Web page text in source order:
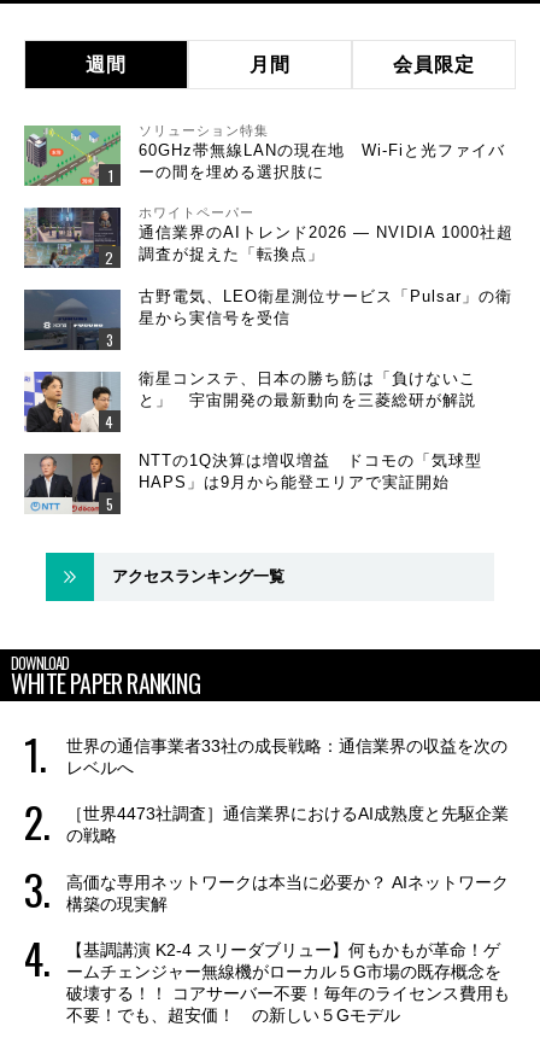
週間 月間 会員限定
ソリューション特集
60GHz帯無線LANの現在地 Wi-Fiと光ファイバ
ーの間を埋める選択肢に
ホワイトペーパー
通信業界のAIトレンド2026 ― NVIDIA 1000社超
調査が捉えた「転換点」
古野電気、LEO衛星測位サービス「Pulsar」の衛
星から実信号を受信
衛星コンステ、日本の勝ち筋は「負けないこ
と」 宇宙開発の最新動向を三菱総研が解説
NTTの1Q決算は増収増益 ドコモの「気球型
HAPS」は9月から能登エリアで実証開始
アクセスランキング一覧
DOWNLOAD
WHITE PAPER RANKING
世界の通信事業者33社の成長戦略：通信業界の収益を次の
レベルへ
［世界4473社調査］通信業界におけるAI成熟度と先駆企業
の戦略
高価な専用ネットワークは本当に必要か？ AIネットワーク
構築の現実解
【基調講演 K2-4 スリーダブリュー】何もかもが革命！ゲ
ームチェンジャー無線機がローカル５G市場の既存概念を
破壊する！！ コアサーバー不要！毎年のライセンス費用も
不要！でも、超安価！ の新しい５Gモデル